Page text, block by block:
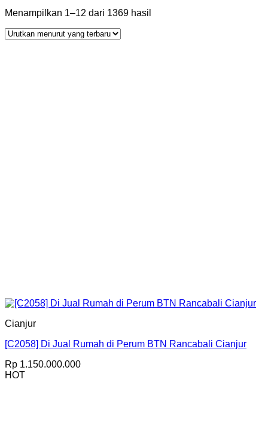
Menampilkan 1–12 dari 1369 hasil
Cianjur
[C2058] Di Jual Rumah di Perum BTN Rancabali Cianjur
Rp 1.150.000.000
HOT